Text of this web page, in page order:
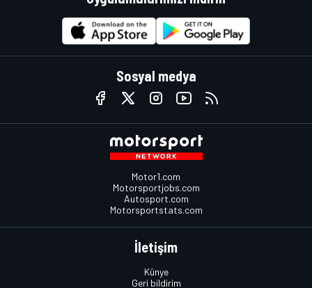
Sosyal medya
Motor1.com
Motorsportjobs.com
Autosport.com
Motorsportstats.com
İletişim
Künye
Geri bildirim